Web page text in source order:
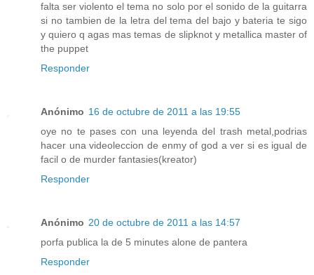
falta ser violento el tema no solo por el sonido de la guitarra
si no tambien de la letra del tema del bajo y bateria te sigo
y quiero q agas mas temas de slipknot y metallica master of
the puppet
Responder
Anónimo 16 de octubre de 2011 a las 19:55
oye no te pases con una leyenda del trash metal,podrias
hacer una videoleccion de enmy of god a ver si es igual de
facil o de murder fantasies(kreator)
Responder
Anónimo 20 de octubre de 2011 a las 14:57
porfa publica la de 5 minutes alone de pantera
Responder